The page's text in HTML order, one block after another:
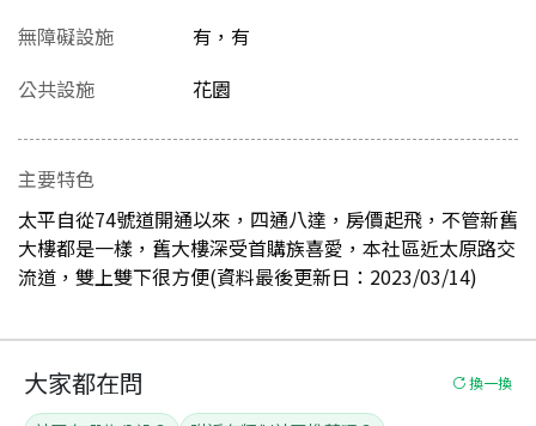
無障礙設施
有，有
公共設施
花園
主要特色
太平自從74號道開通以來，四通八達，房價起飛，不管新舊
大樓都是一樣，舊大樓深受首購族喜愛，本社區近太原路交
流道，雙上雙下很方便(資料最後更新日：2023/03/14)
大家都在問 換一換